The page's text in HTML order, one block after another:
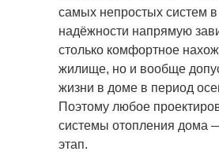
самых непростых систем
надёжности напрямую
столько комфортное
жилище, но и вообще
жизни в доме в период
Поэтому любое
системы отопления дома
этап.